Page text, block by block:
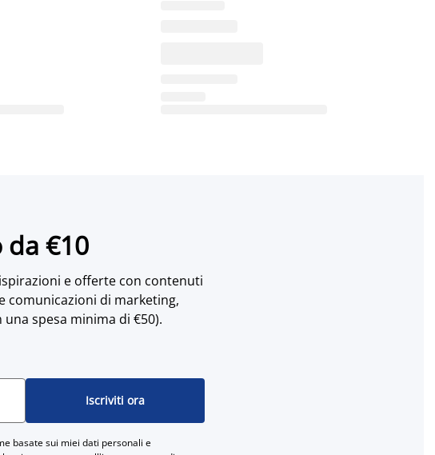
€10
e offerte con contenuti
comunicazioni di marketing,
spesa minima di €50).
Iscriviti ora
basate sui miei dati personali e